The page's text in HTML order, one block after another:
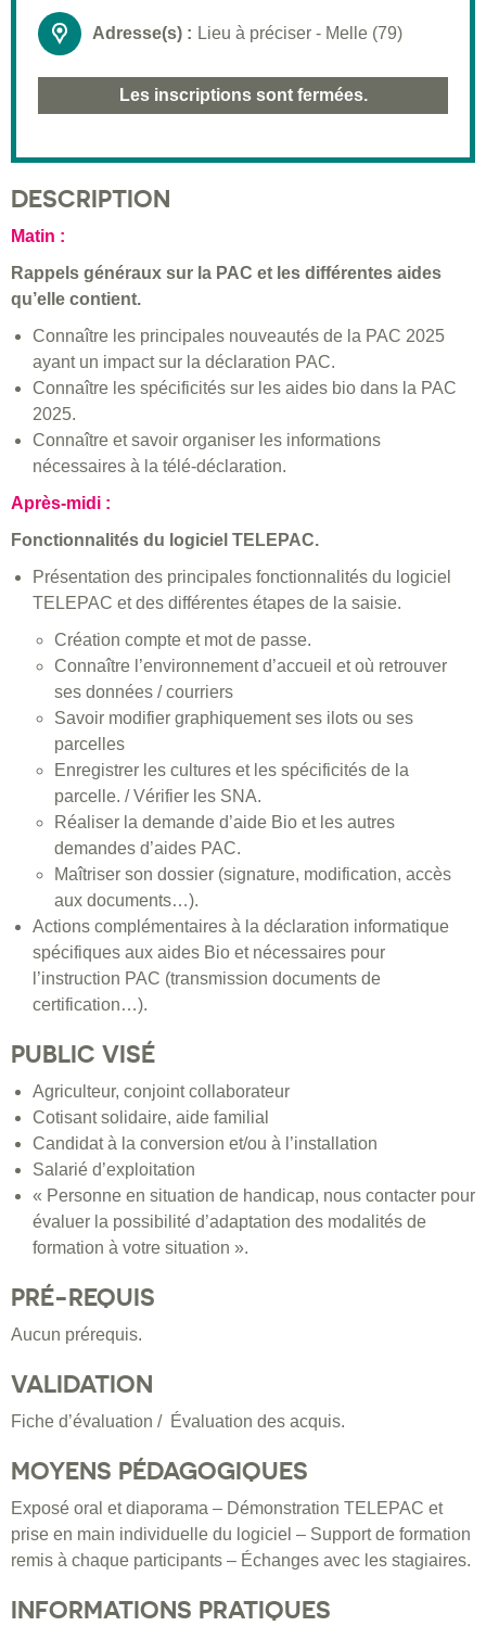
Adresse(s) : Lieu à préciser - Melle (79)
Les inscriptions sont fermées.
DESCRIPTION
Matin :
Rappels généraux sur la PAC et les différentes aides
qu’elle contient.
Connaître les principales nouveautés de la PAC 2025
ayant un impact sur la déclaration PAC.
Connaître les spécificités sur les aides bio dans la PAC
2025.
Connaître et savoir organiser les informations
nécessaires à la télé-déclaration.
Après-midi :
Fonctionnalités du logiciel TELEPAC.
Présentation des principales fonctionnalités du logiciel
TELEPAC et des différentes étapes de la saisie.
Création compte et mot de passe.
Connaître l’environnement d’accueil et où retrouver
ses données / courriers
Savoir modifier graphiquement ses ilots ou ses
parcelles
Enregistrer les cultures et les spécificités de la
parcelle. / Vérifier les SNA.
Réaliser la demande d’aide Bio et les autres
demandes d’aides PAC.
Maîtriser son dossier (signature, modification, accès
aux documents…).
Actions complémentaires à la déclaration informatique
spécifiques aux aides Bio et nécessaires pour
l’instruction PAC (transmission documents de
certification…).
PUBLIC VISÉ
Agriculteur, conjoint collaborateur
Cotisant solidaire, aide familial
Candidat à la conversion et/ou à l’installation
Salarié d’exploitation
« Personne en situation de handicap, nous contacter pour
évaluer la possibilité d’adaptation des modalités de
formation à votre situation ».
PRÉ-REQUIS
Aucun prérequis.
VALIDATION
Fiche d’évaluation / Évaluation des acquis.
MOYENS PÉDAGOGIQUES
Exposé oral et diaporama – Démonstration TELEPAC et
prise en main individuelle du logiciel – Support de formation
remis à chaque participants – Échanges avec les stagiaires.
INFORMATIONS PRATIQUES